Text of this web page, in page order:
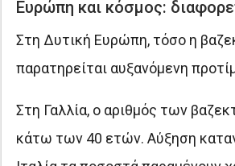
Ευρώπη και κόσμος:
Στη Δυτική Ευρώπη, τόσο η
παρατηρείται αυξανόμενη
Στη Γαλλία, ο αριθμός των
κάτω των 40 ετών. Αύξηση